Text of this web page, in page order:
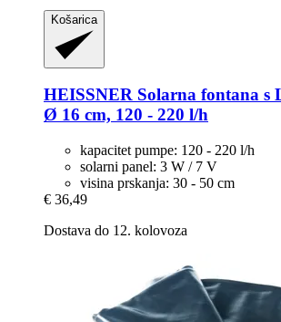
Košarica
HEISSNER Solarna fontana s
Ø 16 cm, 120 -​ 220 l/h
kapacitet pumpe: 120 - 220 l/h
solarni panel: 3 W / 7 V
visina prskanja: 30 - 50 cm
€ 36,49
Dostava do 12. kolovoza